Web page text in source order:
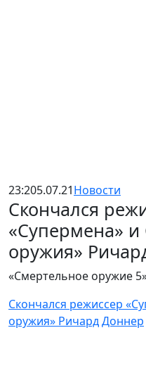
23:205.07.21Новости
Скончался
«Супермена»
оружия»
«Смертельное оружие
Скончался режиссер
оружия» Ричард Доннер